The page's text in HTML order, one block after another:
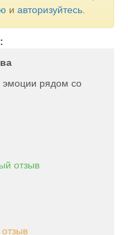
и авторизуйтесь
эмоции рядом со
отзыв